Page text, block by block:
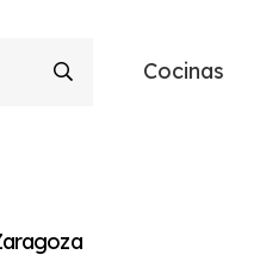
Cocinas